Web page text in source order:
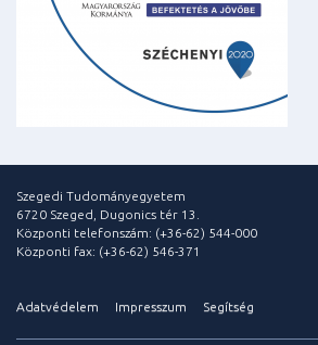
Szegedi Tudományegyetem
6720 Szeged, Dugonics tér 13.
Központi telefonszám: (+36-62) 544-000
Központi fax: (+36-62) 546-371
Adatvédelem Impresszum Segítség